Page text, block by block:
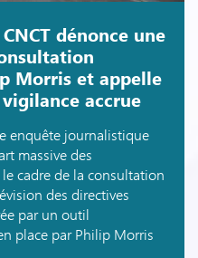
dénonce une
Morris et appelle
accrue
enquête journalistique
massive des
cadre de la consultation
des directives
par un outil
place par Philip Morris